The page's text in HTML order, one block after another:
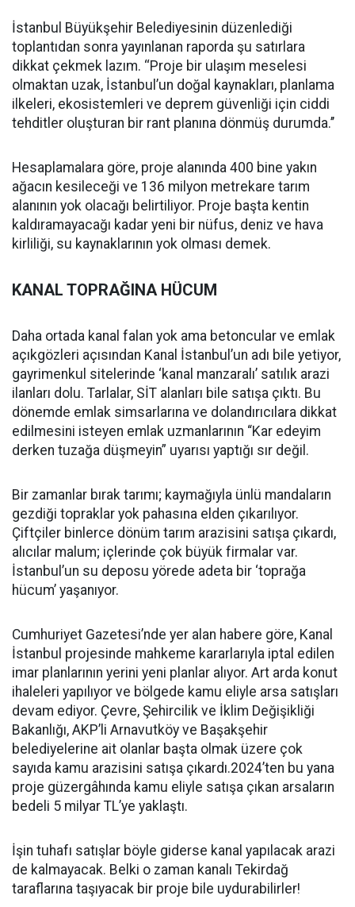
İstanbul Büyükşehir Belediyesinin düzenlediği
toplantıdan sonra yayınlanan raporda şu satırlara
dikkat çekmek lazım. ‘‘Proje bir ulaşım meselesi
olmaktan uzak, İstanbul’un doğal kaynakları, planlama
ilkeleri, ekosistemleri ve deprem güvenliği için ciddi
tehditler oluşturan bir rant planına dönmüş durumda.’’
Hesaplamalara göre, proje alanında 400 bine yakın
ağacın kesileceği ve 136 milyon metrekare tarım
alanının yok olacağı belirtiliyor. Proje başta kentin
kaldıramayacağı kadar yeni bir nüfus, deniz ve hava
kirliliği, su kaynaklarının yok olması demek.
KANAL TOPRAĞINA HÜCUM
Daha ortada kanal falan yok ama betoncular ve emlak
açıkgözleri açısından Kanal İstanbul’un adı bile yetiyor,
gayrimenkul sitelerinde ‘kanal manzaralı’ satılık arazi
ilanları dolu. Tarlalar, SİT alanları bile satışa çıktı. Bu
dönemde emlak simsarlarına ve dolandırıcılara dikkat
edilmesini isteyen emlak uzmanlarının “Kar edeyim
derken tuzağa düşmeyin” uyarısı yaptığı sır değil.
Bir zamanlar bırak tarımı; kaymağıyla ünlü mandaların
gezdiği topraklar yok pahasına elden çıkarılıyor.
Çiftçiler binlerce dönüm tarım arazisini satışa çıkardı,
alıcılar malum; içlerinde çok büyük firmalar var.
İstanbul’un su deposu yörede adeta bir ‘toprağa
hücum’ yaşanıyor.
Cumhuriyet Gazetesi’nde yer alan habere göre, Kanal
İstanbul projesinde mahkeme kararlarıyla iptal edilen
imar planlarının yerini yeni planlar alıyor. Art arda konut
ihaleleri yapılıyor ve bölgede kamu eliyle arsa satışları
devam ediyor. Çevre, Şehircilik ve İklim Değişikliği
Bakanlığı, AKP’li Arnavutköy ve Başakşehir
belediyelerine ait olanlar başta olmak üzere çok
sayıda kamu arazisini satışa çıkardı.2024’ten bu yana
proje güzergâhında kamu eliyle satışa çıkan arsaların
bedeli 5 milyar TL’ye yaklaştı.
İşin tuhafı satışlar böyle giderse kanal yapılacak arazi
de kalmayacak. Belki o zaman kanalı Tekirdağ
taraflarına taşıyacak bir proje bile uydurabilirler!